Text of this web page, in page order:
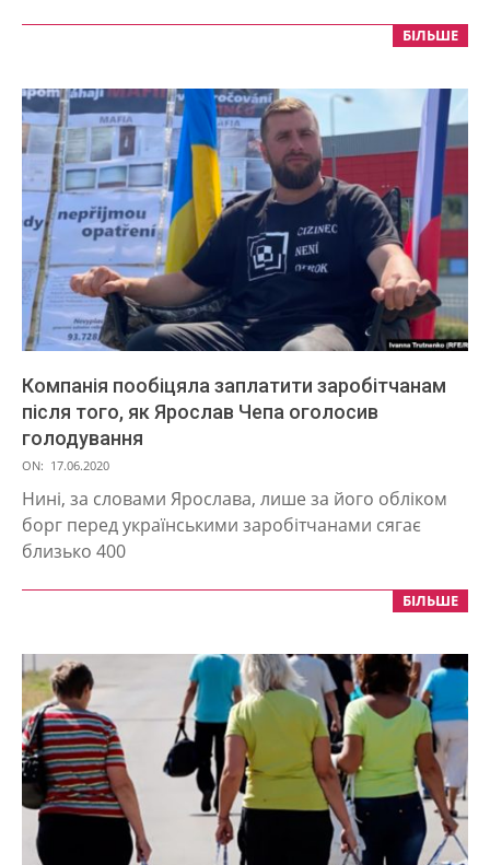
БІЛЬШЕ
Компанія пообіцяла заплатити заробітчанам
після того, як Ярослав Чепа оголосив
голодування
2020-
06-
17
ON: 17.06.2020
Нині, за словами Ярослава, лише за його обліком
борг перед українськими заробітчанами сягає
близько 400
БІЛЬШЕ